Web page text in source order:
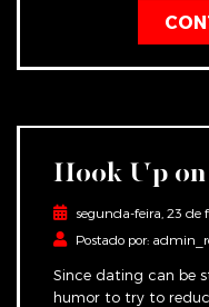
Hook Up
segunda-feira, 23 de
Postado por:
Since dating can be
humor to try to